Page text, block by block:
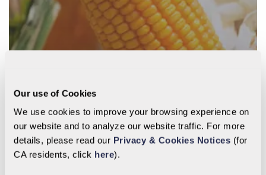
Our use of Cookies
We use cookies to improve your browsing experience on
our website and to analyze our website traffic. For more
details, please read our Privacy & Cookies Notices (for
CA residents, click here).